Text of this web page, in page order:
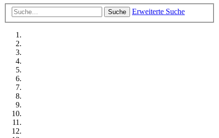
Suche Erweiterte Suche